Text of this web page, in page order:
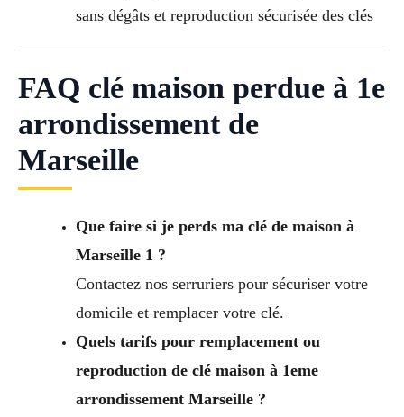
sans dégâts et reproduction sécurisée des clés
FAQ clé maison perdue à 1e
arrondissement de
Marseille
Que faire si je perds ma clé de maison à
Marseille 1 ?
Contactez nos serruriers pour sécuriser votre
domicile et remplacer votre clé.
Quels tarifs pour remplacement ou
reproduction de clé maison à 1eme
arrondissement Marseille ?